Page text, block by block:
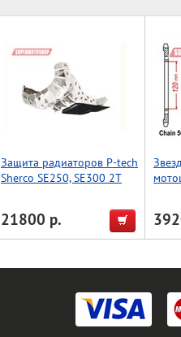
Защита радиаторов P-tech
Sherco SE250, SE300 2T
21800 р.